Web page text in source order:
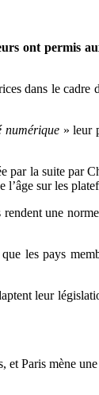
ont permis
dans le
numérique » leur
par la suite par
sur les
une
les pays
leur
et Paris mène